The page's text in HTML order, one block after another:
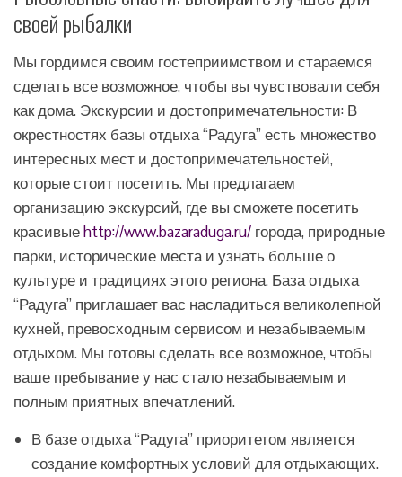
своей рыбалки
Мы гордимся своим гостеприимством и стараемся
сделать все возможное, чтобы вы чувствовали себя
как дома. Экскурсии и достопримечательности: В
окрестностях базы отдыха “Радуга” есть множество
интересных мест и достопримечательностей,
которые стоит посетить. Мы предлагаем
организацию экскурсий, где вы сможете посетить
красивыеhttp://www.bazaraduga.ru/ города, природные
парки, исторические места и узнать больше о
культуре и традициях этого региона. База отдыха
“Радуга” приглашает вас насладиться великолепной
кухней, превосходным сервисом и незабываемым
отдыхом. Мы готовы сделать все возможное, чтобы
ваше пребывание у нас стало незабываемым и
полным приятных впечатлений.
В базе отдыха “Радуга” приоритетом является
создание комфортных условий для отдыхающих.